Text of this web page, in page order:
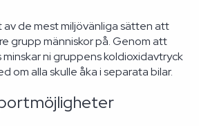
av de mest miljövänliga sätten att
grupp människor på. Genom att
ni gruppens koldioxidavtryck
om alla skulle åka i separata bilar.